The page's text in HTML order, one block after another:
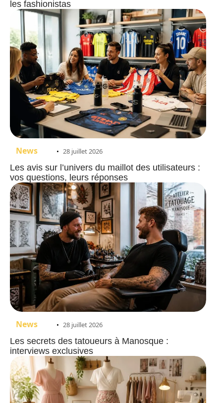
les fashionistas
News 28 juillet 2026
Les avis sur l’univers du maillot des utilisateurs :
vos questions, leurs réponses
News 28 juillet 2026
Les secrets des tatoueurs à Manosque :
interviews exclusives